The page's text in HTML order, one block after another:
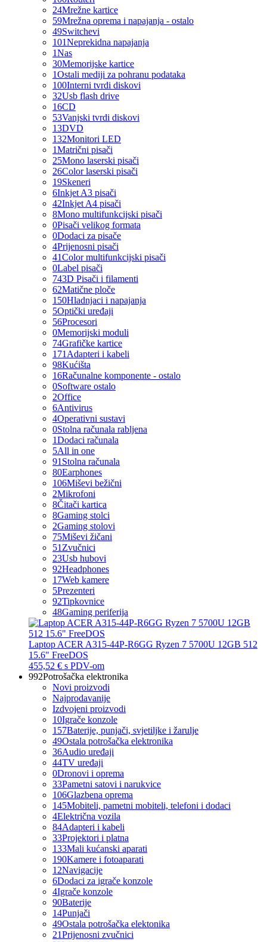
24Mrežne kartice
59Mrežna oprema i napajanja - ostalo
49Switchevi
101Neprekidna napajanja
1Nas
30Memorijske kartice
1Ostali mediji za pohranu podataka
100Interni tvrdi diskovi
32Usb flash drive
16CD
53Vanjski tvrdi diskovi
13DVD
132Monitori LED
1Matrični pisači
25Mono laserski pisači
26Color laserski pisači
19Skeneri
6Inkjet A3 pisači
42Inkjet A4 pisači
8Mono multifunkcijski pisači
0Pisači velikog formata
0Dodaci za pisače
4Prijenosni pisači
41Color multifunkcijski pisači
0Label pisači
743D Pisači i filamenti
62Matične ploče
150Hladnjaci i napajanja
5Optički uređaji
56Procesori
0Memorijski moduli
74Grafičke kartice
171 Adapteri i kabeli
98Kućišta
16Računalne komponente - ostalo
0Software ostalo
2Office
6Antivirus
4Operativni sustavi
0Stolna računala rabljena
1Dodaci računala
5All in one
91 Stolna računala
80Earphones
106Miševi bežični
2Mikrofoni
8Čitači kartica
8Gaming stolci
2Gaming stolovi
75Miševi žičani
51 Zvučnici
23Usb hubovi
92Headphones
17Web kamere
5Prezenteri
92Tipkovnice
48Gaming periferija
Laptop ACER A315-44P-R6GG Ryzen 7 5700U 12GB 512
15.6" FreeDOS
455,52 € s PDV-om
992Potrošačka elektronika
Novi proizvodi
Najprodavanije
Izdvojeni proizvodi
10Igrače konzole
157Baterije, punjači, svjetiljke i žarulje
49Ostala potrošačka elektronika
36Audio uređaji
44TV uređaji
0Dronovi i oprema
33Pametni satovi i narukvice
106Glazbena oprema
145Mobiteli, pametni mobiteli, telefoni i dodaci
4Električna vozila
84Adapteri i kabeli
33Projektori i platna
133Mali kućanski aparati
190Kamere i fotoaparati
12Navigacije
6Dodaci za igrače konzole
4Igrače konzole
90Baterije
14Punjači
49Ostala potrošačka elektonika
21Prijenosni zvučnici